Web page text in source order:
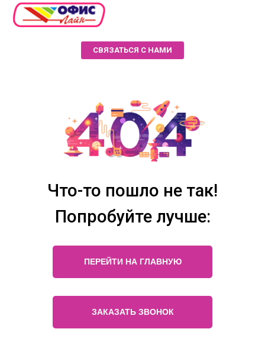
СВЯЗАТЬСЯ С НАМИ
Что-то пошло не так!
Попробуйте лучше:
ПЕРЕЙТИ НА ГЛАВНУЮ
ЗАКАЗАТЬ ЗВОНОК